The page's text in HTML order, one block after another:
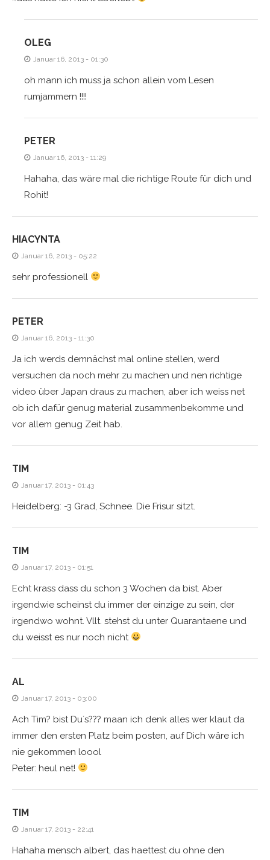
OLEG
Januar 16, 2013 - 01:30
oh mann ich muss ja schon allein vom Lesen
rumjammern !!!!
PETER
Januar 16, 2013 - 11:29
Hahaha, das wäre mal die richtige Route für dich und
Rohit!
HIACYNTA
Januar 16, 2013 - 05:22
sehr professionell
PETER
Januar 16, 2013 - 11:30
Ja ich werds demnächst mal online stellen, werd
versuchen da noch mehr zu machen und nen richtige
video über Japan draus zu machen, aber ich weiss net
ob ich dafür genug material zusammenbekomme und
vor allem genug Zeit hab.
TIM
Januar 17, 2013 - 01:43
Heidelberg: -3 Grad, Schnee. Die Frisur sitzt.
TIM
Januar 17, 2013 - 01:51
Echt krass dass du schon 3 Wochen da bist. Aber
irgendwie scheinst du immer der einzige zu sein, der
irgendwo wohnt. Vllt. stehst du unter Quarantaene und
du weisst es nur noch nicht
AL
Januar 17, 2013 - 03:00
Ach Tim? bist Du´s??? maan ich denk alles wer klaut da
immer den ersten Platz beim posten, auf Dich wäre ich
nie gekommen loool
Peter: heul net!
TIM
Januar 17, 2013 - 22:41
Hahaha mensch albert, das haettest du ohne den